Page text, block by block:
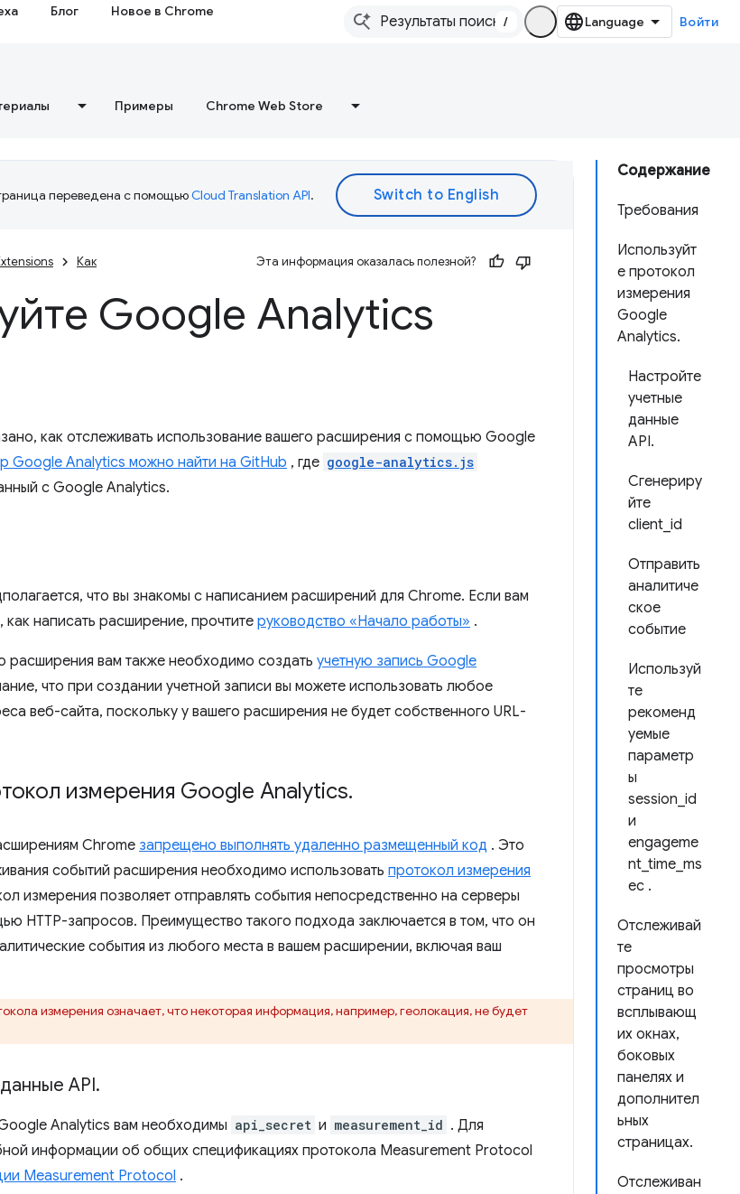
Блог Новое в Chrome
/ Войти
Примеры Chrome Web Store
Содержание
Требования
Используйт
е протокол
измерения
Google
Analytics.
Настройте
учетные
данные
API.
Сгенериру
йте
client_id
Отправить
аналитиче
ское
событие
Используй
те
рекоменд
уемые
параметр
ы
session_id
и
engageme
nt_time_ms
ec .
Отслеживай
те
просмотры
страниц во
всплывающ
их окнах,
боковых
панелях и
дополнител
ьных
страницах.
Отслеживан
переведена с помощьюCloud Translation API.
Как Эта информация оказалась полезной?
Google Analytics
как отслеживать использование вашего расширения с помощью Google
Google Analytics можно найти на GitHub , где google-analytics.js
с Google Analytics.
что вы знакомы с написанием расширений для Chrome. Если вам
написать расширение, прочтите руководство «Начало работы» .
расширения вам также необходимо создать учетную запись Google
что при создании учетной записи вы можете использовать любое
веб-сайта, поскольку у вашего расширения не будет собственного URL-
измерения Google Analytics.
Chrome запрещено выполнять удаленно размещенный код . Это
событий расширения необходимо использовать протокол измерения
измерения позволяет отправлять события непосредственно на серверы
HTTP-запросов. Преимущество такого подхода заключается в том, что он
события из любого места в вашем расширении, включая ваш
измерения означает, что некоторая информация, например, геолокация, не будет
API.
Analytics вам необходимы api_secret и measurement_id . Для
информации об общих спецификациях протокола Measurement Protocol
Measurement Protocol .